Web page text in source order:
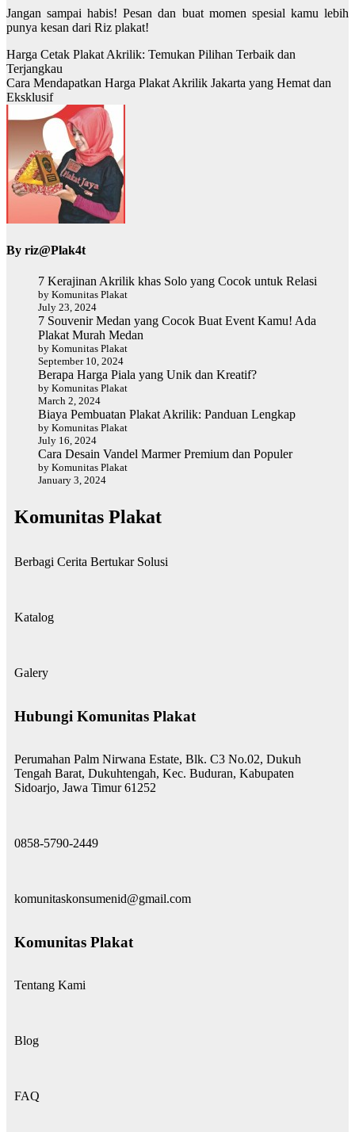
Jangan sampai habis! Pesan dan buat momen spesial kamu lebih
punya kesan dari Riz plakat!
Harga Cetak Plakat Akrilik: Temukan Pilihan Terbaik dan
Terjangkau
Cara Mendapatkan Harga Plakat Akrilik Jakarta yang Hemat dan
Eksklusif
By riz@Plak4t
7 Kerajinan Akrilik khas Solo yang Cocok untuk Relasi
by Komunitas Plakat
July 23, 2024
7 Souvenir Medan yang Cocok Buat Event Kamu! Ada
Plakat Murah Medan
by Komunitas Plakat
September 10, 2024
Berapa Harga Piala yang Unik dan Kreatif?
by Komunitas Plakat
March 2, 2024
Biaya Pembuatan Plakat Akrilik: Panduan Lengkap
by Komunitas Plakat
July 16, 2024
Cara Desain Vandel Marmer Premium dan Populer
by Komunitas Plakat
January 3, 2024
Komunitas Plakat
Berbagi Cerita Bertukar Solusi
Katalog
Galery
Hubungi Komunitas Plakat
Perumahan Palm Nirwana Estate, Blk. C3 No.02, Dukuh
Tengah Barat, Dukuhtengah, Kec. Buduran, Kabupaten
Sidoarjo, Jawa Timur 61252
0858-5790-2449
komunitaskonsumenid@gmail.com
Komunitas Plakat
Tentang Kami
Blog
FAQ